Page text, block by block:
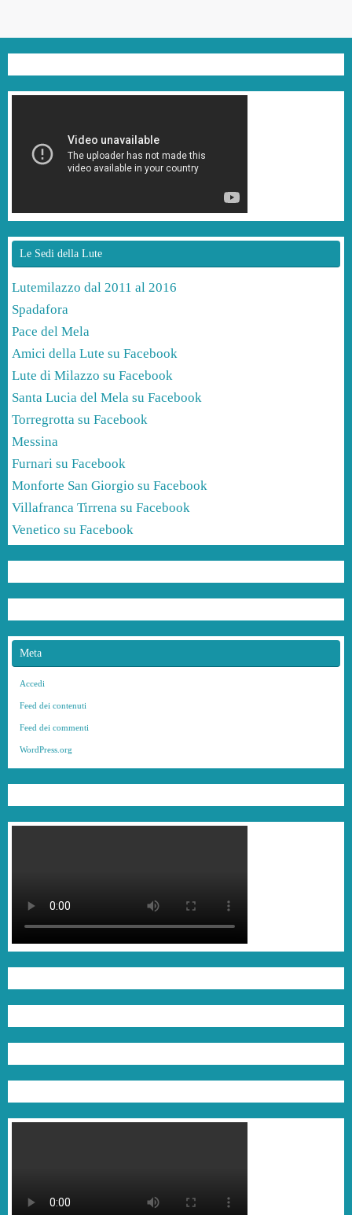
Le Sedi della Lute
Lutemilazzo dal 2011 al 2016
Spadafora
Pace del Mela
Amici della Lute su Facebook
Lute di Milazzo su Facebook
Santa Lucia del Mela su Facebook
Torregrotta su Facebook
Messina
Furnari su Facebook
Monforte San Giorgio su Facebook
Villafranca Tirrena su Facebook
Venetico su Facebook
Meta
Accedi
Feed dei contenuti
Feed dei commenti
WordPress.org